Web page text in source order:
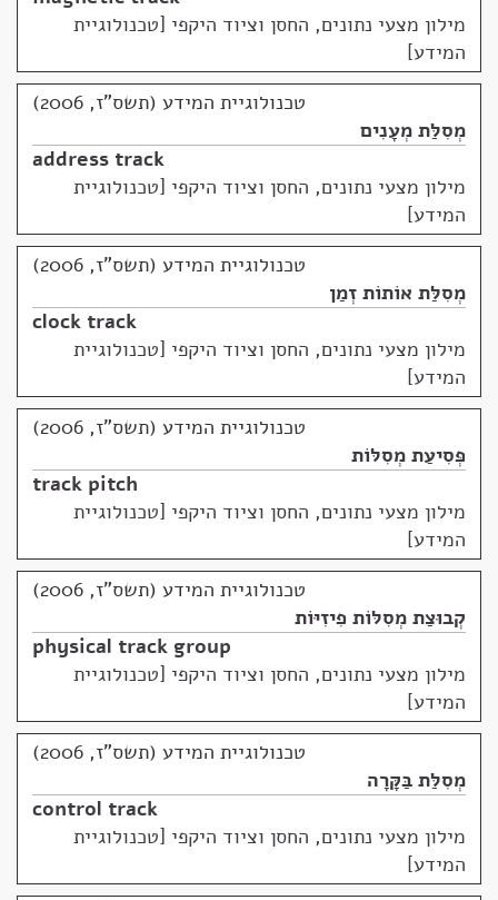
מילון מצעי נתונים, החסן וציוד היקפי [טכנולוגיית
המידע]
טכנולוגיית המידע (תשס"ז, 2006)
מְסִלַּת מְעָנִים
address track
מילון מצעי נתונים, החסן וציוד היקפי [טכנולוגיית
המידע]
טכנולוגיית המידע (תשס"ז, 2006)
מְסִלַּת אוֹתוֹת זְמַן
clock track
מילון מצעי נתונים, החסן וציוד היקפי [טכנולוגיית
המידע]
טכנולוגיית המידע (תשס"ז, 2006)
פְּסִיעַת מְסִלּוֹת
track pitch
מילון מצעי נתונים, החסן וציוד היקפי [טכנולוגיית
המידע]
טכנולוגיית המידע (תשס"ז, 2006)
קְבוּצַת מְסִלּוֹת פִיזִיּוֹת
physical track group
מילון מצעי נתונים, החסן וציוד היקפי [טכנולוגיית
המידע]
טכנולוגיית המידע (תשס"ז, 2006)
מְסִלַּת בַּקָּרָה
control track
מילון מצעי נתונים, החסן וציוד היקפי [טכנולוגיית
המידע]